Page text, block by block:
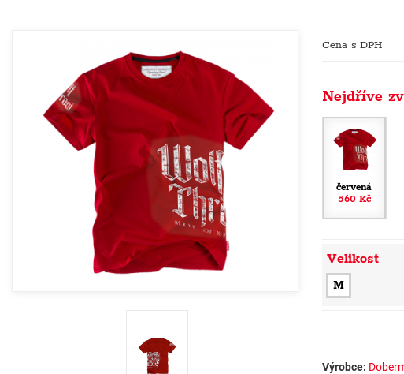
Cena s DPH
Nejdříve
červená
560 Kč
Velikost
M
Výrobce: